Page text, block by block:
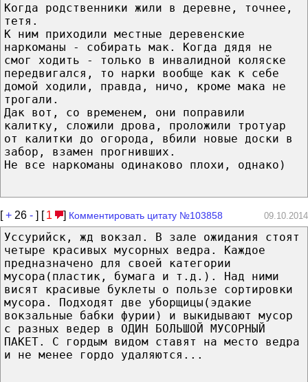
Когда родственники жили в деревне, точнее,
тетя.
К ним приходили местные деревенские
наркоманы - собирать мак. Когда дядя не
смог ходить - только в инвалидной коляске
передвигался, то нарки вообще как к себе
домой ходили, правда, ничо, кроме мака не
трогали.
Дак вот, со временем, они поправили
калитку, сложили дрова, проложили тротуар
от калитки до огорода, вбили новые доски в
забор, взамен прогнивших.
Не все наркоманы одинаково плохи, однако)
[+ 26 - ] [ 1 ] Комментировать цитату №103858 09.10.2014
Уссурийск, жд вокзал. В зале ожидания стоят
четыре красивых мусорных ведра. Каждое
предназначено для своей категории
мусора(пластик, бумага и т.д.). Над ними
висят красивые буклеты о пользе сортировки
мусора. Подходят две уборщицы(эдакие
вокзальные бабки фурии) и выкидывают мусор
с разных ведер в ОДИН БОЛЬШОЙ МУСОРНЫЙ
ПАКЕТ. С гордым видом ставят на место ведра
и не менее гордо удаляются...